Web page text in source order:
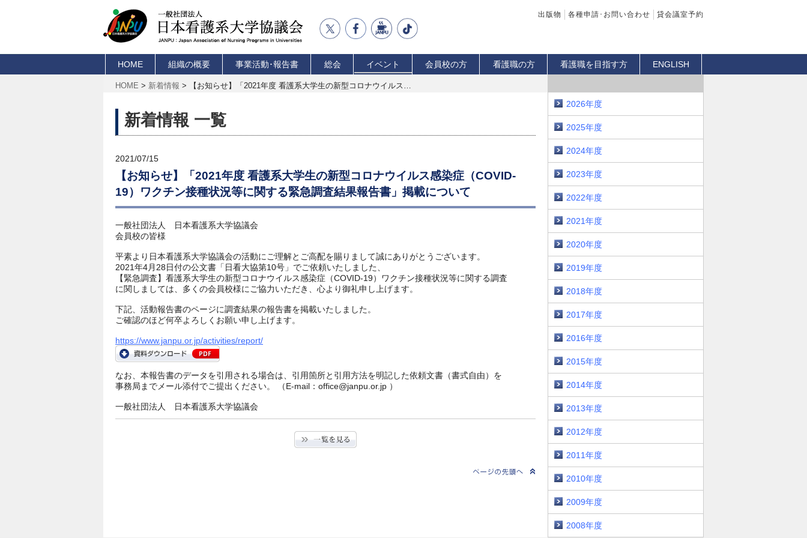
出版物 各種申請･お問い合わせ 貸会議室予約
HOME 組織の概要 事業活動･報告書 総会 イベント 会員校の方 看護職の方 看護職を目指す方 ENGLISH
HOME > 新着情報 > 【お知らせ】「2021年度 看護系大学生の新型コロナウイルス感染症（COVID-19）ワクチン接種状況等に関する緊急調査結果報告書」掲載について
新着情報 一覧
2021/07/15
【お知らせ】「2021年度 看護系大学生の新型コロナウイルス感染症（COVID-
19）ワクチン接種状況等に関する緊急調査結果報告書」掲載について
一般社団法人 日本看護系大学協議会
会員校の皆様
平素より日本看護系大学協議会の活動にご理解とご高配を賜りまして誠にありがとうございます。
2021年4月28日付の公文書「日看大協第10号」でご依頼いたしました、
【緊急調査】看護系大学生の新型コロナウイルス感染症（COVID-19）ワクチン接種状況等に関する調査
に関しましては、多くの会員校様にご協力いただき、心より御礼申し上げます。
下記、活動報告書のページに調査結果の報告書を掲載いたしました。
ご確認のほど何卒よろしくお願い申し上げます。
https://www.janpu.or.jp/activities/report/
なお、 本報告書のデータを引用される場合は、引用箇所と引用方法を明記した依頼文書（書式自由）を
事務局までメール添付でご提出ください。 （E-mail：office@janpu.or.jp ）
一般社団法人 日本看護系大学協議会
2026年度
2025年度
2024年度
2023年度
2022年度
2021年度
2020年度
2019年度
2018年度
2017年度
2016年度
2015年度
2014年度
2013年度
2012年度
2011年度
2010年度
2009年度
2008年度